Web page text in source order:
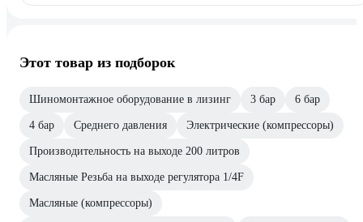
Этот товар из подборок
Шиномонтажное оборудование в лизинг 3 бар 6 бар
4 бар Среднего давления Электрические (компрессоры)
Производительность на выходе 200 литров
Масляные Резьба на выходе регулятора 1/4F
Масляные (компрессоры)